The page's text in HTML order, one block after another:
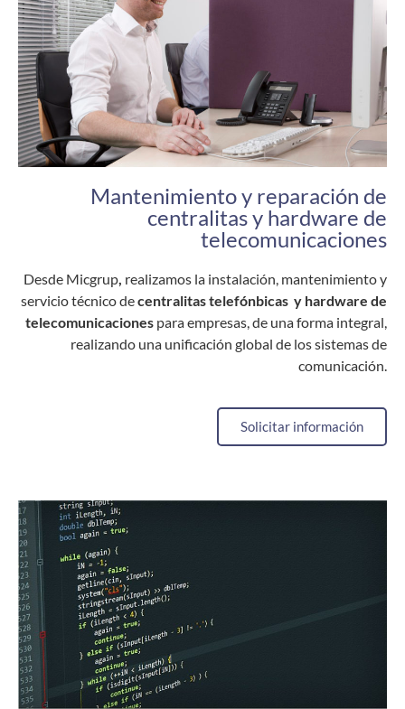
Mantenimiento y reparación de
centralitas y hardware de
telecomunicaciones
Desde Micgrup realizamos la instalación, mantenimiento y
servicio técnico decentralitas telefónbicas y hardware de
telecomunicaciones para empresas, de una forma integral,
realizando una unificación global de los sistemas de
comunicación.
Solicitar información